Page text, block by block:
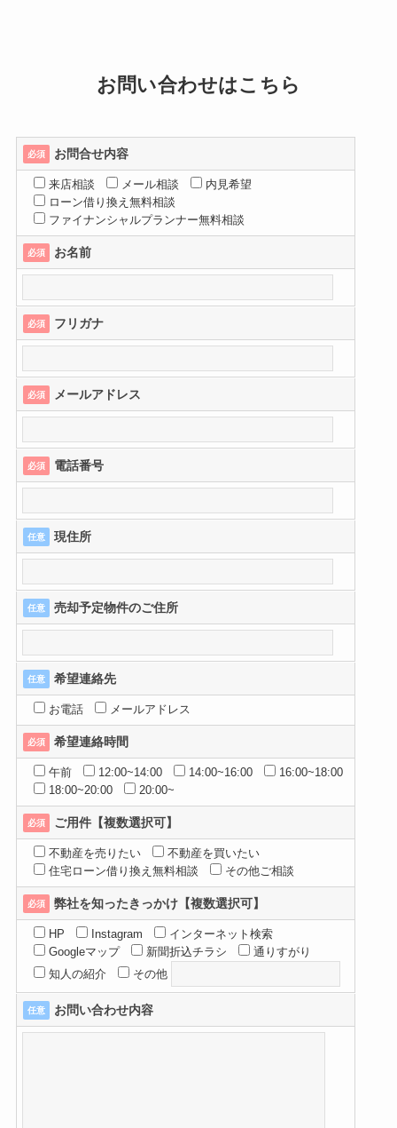
お問い合わせはこちら
必須 お問合せ内容
来店相談 メール相談
内見希望
ローン借り換え無料相談
ファイナンシャルプランナー無料相談
必須 お名前
必須 フリガナ
必須 メールアドレス
必須 電話番号
任意 現住所
任意 売却予定物件のご住所
任意 希望連絡先
お電話 メールアドレス
必須 希望連絡時間
午前 12:00~14:00 14:00~16:00
16:00~18:00
18:00~20:00
20:00~
必須 ご用件【複数選択可】
不動産を売りたい
不動産を買いたい
住宅ローン借り換え無料相談
その他ご相談
必須 弊社を知ったきっかけ【複数選択可】
HP Instagram
インターネット検索
Googleマップ
新聞折込チラシ
通りすがり
知人の紹介
その他
任意 お問い合わせ内容